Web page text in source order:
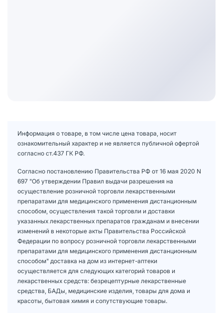
Информация о товаре, в том числе цена товара, носит
ознакомительный характер и не является публичной офертой
согласно ст.437 ГК РФ.
Согласно постановлению Правительства РФ от 16 мая 2020 N
697 "Об утверждении Правил выдачи разрешения на
осуществление розничной торговли лекарственными
препаратами для медицинского применения дистанционным
способом, осуществления такой торговли и доставки
указанных лекарственных препаратов гражданам и внесении
изменений в некоторые акты Правительства Российской
Федерации по вопросу розничной торговли лекарственными
препаратами для медицинского применения дистанционным
способом" доставка на дом из интернет-аптеки
осуществляется для следующих категорий товаров и
лекарственных средств: безрецептурные лекарственные
средства, БАДы, медицинские изделия, товары для дома и
красоты, бытовая химия и сопутствующие товары.